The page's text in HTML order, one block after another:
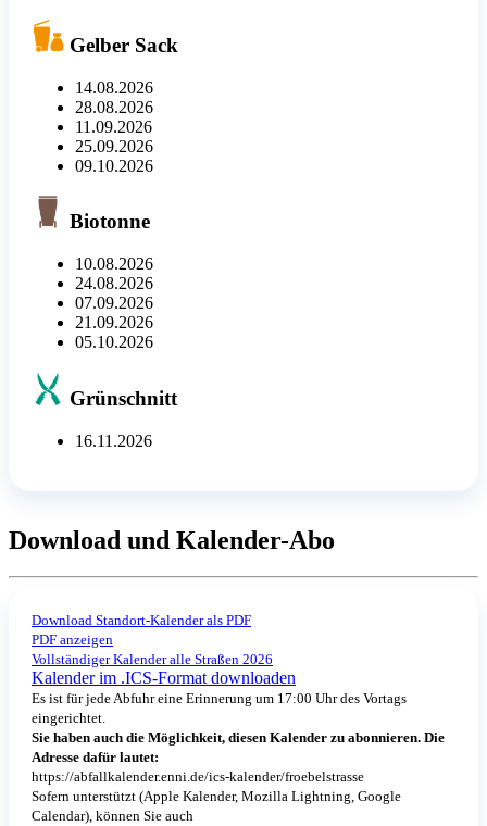
Gelber Sack
14.08.2026
28.08.2026
11.09.2026
25.09.2026
09.10.2026
Biotonne
10.08.2026
24.08.2026
07.09.2026
21.09.2026
05.10.2026
Grünschnitt
16.11.2026
Download und Kalender-Abo
Download Standort-Kalender als PDF
PDF anzeigen
Vollständiger Kalender alle Straßen 2026
Kalender im .ICS-Format downloaden
Es ist für jede Abfuhr eine Erinnerung um 17:00 Uhr des Vortags
eingerichtet.
Sie haben auch die Möglichkeit, diesen Kalender zu abonnieren. Die
Adresse dafür lautet:
https://abfallkalender.enni.de/ics-kalender/froebelstrasse
Sofern unterstützt (Apple Kalender, Mozilla Lightning, Google
Calendar), können Sie auch